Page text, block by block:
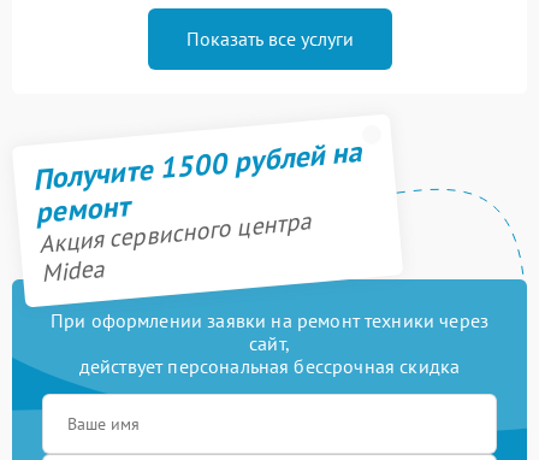
Показать все услуги
Получите 1500 рублей на
ремонт
Акция сервисного центра
Midea
При оформлении заявки на ремонт техники через
сайт,
действует персональная бессрочная скидка